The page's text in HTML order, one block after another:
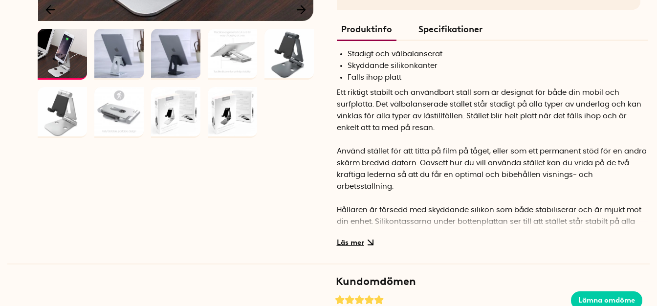
Produktinfo Specifikationer
Stadigt och välbalanserat
Skyddande silikonkanter
Fälls ihop platt
Ett riktigt stabilt och användbart ställ som är designat för både din mobil och
surfplatta. Det välbalanserade stället står stadigt på alla typer av underlag och kan
vinklas för alla typer av lästillfällen. Stället blir helt platt när det fälls ihop och är
enkelt att ta med på resan.
Använd stället för att titta på film på tåget, eller som ett permanent stöd för en andra
skärm bredvid datorn. Oavsett hur du vill använda stället kan du vrida på de två
kraftiga lederna så att du får en optimal och bibehållen visnings- och
arbetsställning.
Hållaren är försedd med skyddande silikon som både stabiliserar och är mjukt mot
din enhet. Silikontassarna under bottenplattan ser till att stället står stabilt på alla
Vikt: 220 gram
Kundomdömen
Lämna omdöme